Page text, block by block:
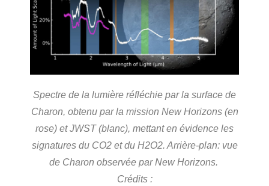
Spectre de la lumière réfléchie par la surface de
Charon, obtenu par la mission New Horizons (en
rose) et JWST (blanc), mettant en évidence les
signatures du CO2 et du H2O2. Arrière-plan: vue
de Charon observée par New Horizons.
Crédits :